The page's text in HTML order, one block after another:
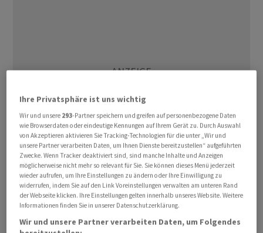
Die jüngsten Hilfspakete des US-Kongresses sowie der
Verbündeten der USA stellten Kiews beste Chance dar,
den Verlauf des Krieges entscheidend zu ändern,
berichtete die "Washington Post" am Montag (Ortszeit)
Ihre Privatsphäre ist uns wichtig
Wir und unsere 293-Partner speichern und greifen auf personenbezogene Daten
wie Browserdaten oder eindeutige Kennungen auf Ihrem Gerät zu. Durch Auswahl
von Akzeptieren aktivieren Sie Tracking-Technologien für die unter „Wir und
unsere Partner verarbeiten Daten, um Ihnen Dienste bereitzustellen“ aufgeführten
Zwecke. Wenn Tracker deaktiviert sind, sind manche Inhalte und Anzeigen
möglicherweise nicht mehr so relevant für Sie. Sie können dieses Menü jederzeit
wieder aufrufen, um Ihre Einstellungen zu ändern oder Ihre Einwilligung zu
widerrufen, indem Sie auf den Link Voreinstellungen verwalten am unteren Rand
der Webseite klicken. Ihre Einstellungen gelten innerhalb unseres Website. Weitere
Informationen finden Sie in unserer Datenschutzerklärung.
Wir und unsere Partner verarbeiten Daten, um Folgendes